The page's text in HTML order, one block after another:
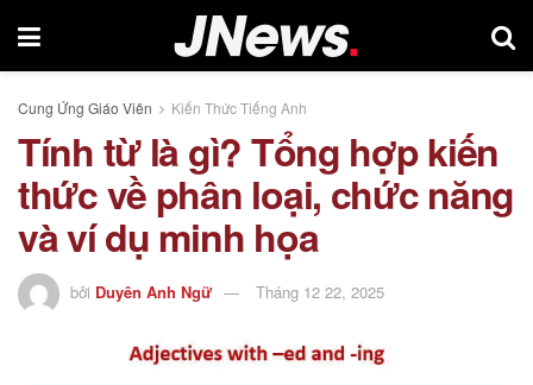
Cung Ứng Giáo Viên Kiến Thức Tiếng Anh
Tính từ là gì? Tổng hợp kiến
thức về phân loại, chức năng
và ví dụ minh họa
bởi Duyên Anh Ngữ Tháng 12 22, 2025